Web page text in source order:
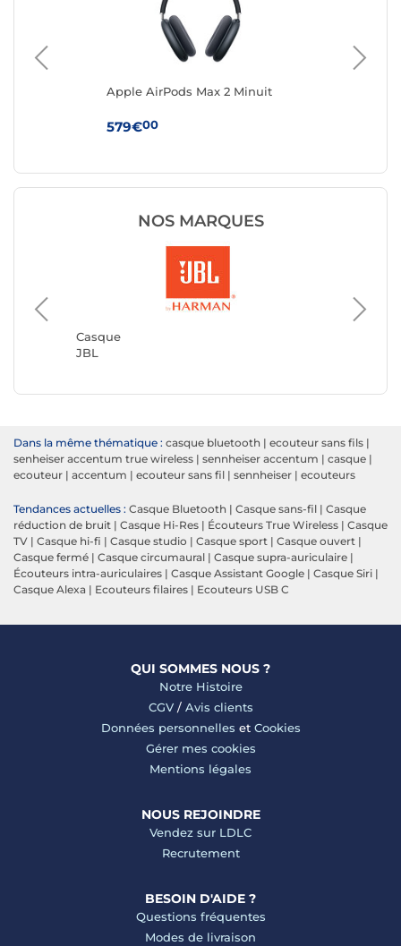
Apple AirPods Max 2 Minuit
579€00
NOS MARQUES
Casque
JBL
Casque
JVC
Dans la même thématique : casque bluetooth | ecouteur sans fils |
senheiser accentum true wireless | sennheiser accentum | casque |
ecouteur | accentum | ecouteur sans fil | sennheiser | ecouteurs
Tendances actuelles : Casque Bluetooth | Casque sans-fil | Casque
réduction de bruit | Casque Hi-Res | Écouteurs True Wireless | Casque
TV | Casque hi-fi | Casque studio | Casque sport | Casque ouvert |
Casque fermé | Casque circumaural | Casque supra-auriculaire |
Écouteurs intra-auriculaires | Casque Assistant Google | Casque Siri |
Casque Alexa | Ecouteurs filaires | Ecouteurs USB C
QUI SOMMES NOUS ?
Notre Histoire
CGV/ Avis clients
Données personnelles et Cookies
Gérer mes cookies
Mentions légales
NOUS REJOINDRE
Vendez sur LDLC
Recrutement
BESOIN D'AIDE ?
Questions fréquentes
Modes de livraison